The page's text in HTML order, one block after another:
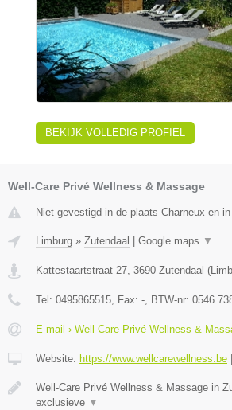
BEKIJK VOLLEDIG PROFIEL
Well-Care Privé Wellness & Massage
Niet gevestigd in de plaats Charneux en
Limburg » Zutendaal | Google maps ▼
Kattestaartstraat 27 3690 Zutendaal (
Tel: 0495865515 , Fax: - , BTW-nr:
E-mail › Well-Care Privé Wellness &
Website: https://www.wellcarewellness.be |
Well-Care Privé Wellness & Massage in
exclusieve ▼